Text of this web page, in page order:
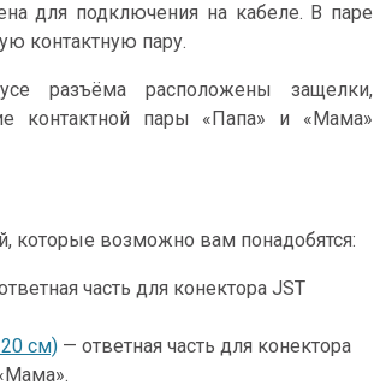
для подключения на кабеле. В паре
контактную пару.
разъёма расположены защелки,
контактной пары «Папа» и «Мама»
которые возможно вам понадобятся:
часть для конектора JST
см) — ответная часть для конектора